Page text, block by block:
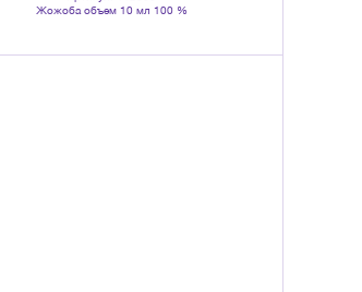
Жожоба объем 10 мл 100 %